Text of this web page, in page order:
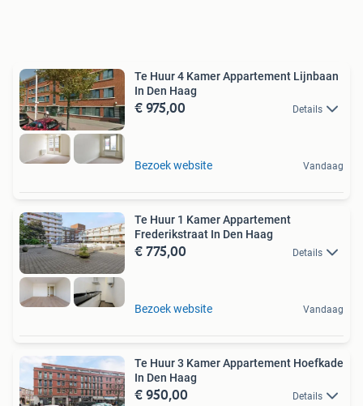
Te Huur 4 Kamer Appartement Lijnbaan
In Den Haag
€ 975,00 Details
Bezoek website Vandaag
Te Huur 1 Kamer Appartement
Frederikstraat In Den Haag
€ 775,00 Details
Bezoek website Vandaag
Te Huur 3 Kamer Appartement Hoefkade
In Den Haag
€ 950,00 Details